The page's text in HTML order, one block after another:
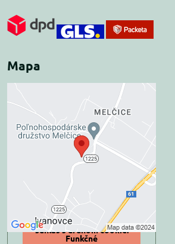
Mapa
Externý obsah je
blokovaný Voľbami
súkromia
Prajete si načítať externý obsah?
Povoliť tentokrát
Povoliť a zapamätať -
súhlas s druhom cookie:
Funkčné